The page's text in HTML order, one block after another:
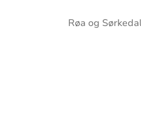
Røa og